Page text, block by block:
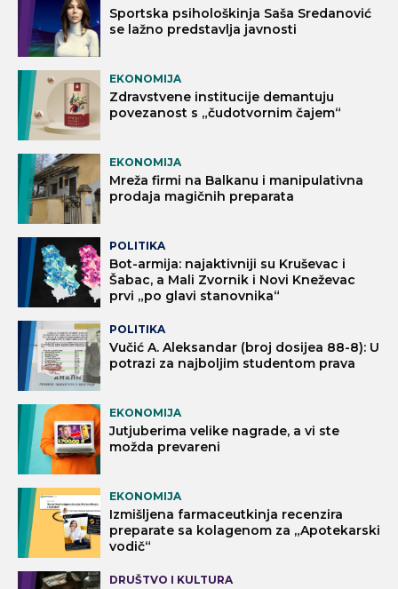
Sportska psihološkinja Saša Sredanović
se lažno predstavlja javnosti
EKONOMIJA
Zdravstvene institucije demantuju
povezanost s „čudotvornim čajem“
EKONOMIJA
Mreža firmi na Balkanu i manipulativna
prodaja magičnih preparata
POLITIKA
Bot-armija: najaktivniji su Kruševac i
Šabac, a Mali Zvornik i Novi Kneževac
prvi „po glavi stanovnika“
POLITIKA
Vučić A. Aleksandar (broj dosijea 88-8): U
potrazi za najboljim studentom prava
EKONOMIJA
Jutjuberima velike nagrade, a vi ste
možda prevareni
EKONOMIJA
Izmišljena farmaceutkinja recenzira
preparate sa kolagenom za „Apotekarski
vodič“
DRUŠTVO I KULTURA